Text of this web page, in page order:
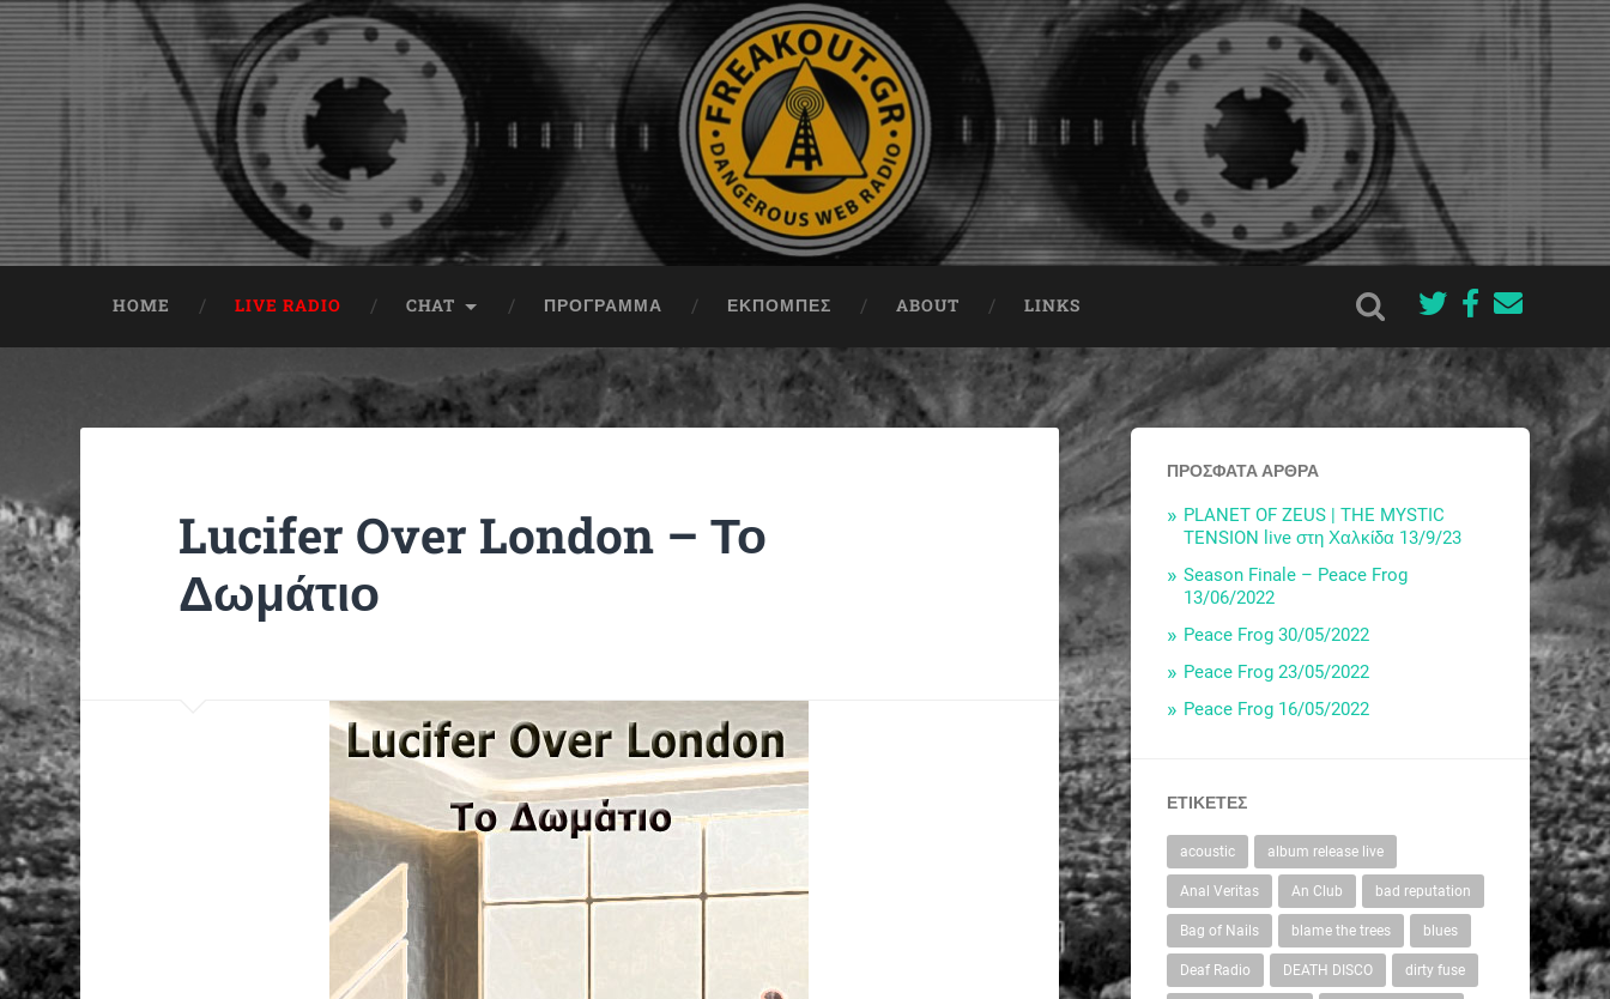
HOME LIVE RADIO CHAT ΠΡΟΓΡΑΜΜΑ ΕΚΠΟΜΠΈΣ ABOUT LINKS
Lucifer Over London – Το
Δωμάτιο
ΠΡΌΣΦΑΤΑ ΆΡΘΡΑ
PLANET OF ZEUS | THE MYSTIC
TENSION live στη Χαλκίδα 13/9/23
Season Finale – Peace Frog
13/06/2022
Peace Frog 30/05/2022
Peace Frog 23/05/2022
Peace Frog 16/05/2022
ΕΤΙΚΈΤΕΣ
acoustic album release live
Anal Veritas An Club bad reputation
Bag of Nails blame the trees blues
Deaf Radio DEATH DISCO dirty fuse